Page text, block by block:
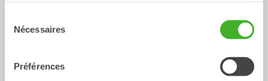
Nécessaires
Préférences